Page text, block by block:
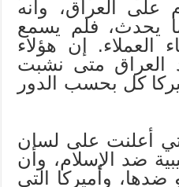
على العراق، وأنه
يحدث، فلم يسمع
العملاء. إن هؤلاء
العراق متى نشبت
كل بحسب الدور
أعلنت على لسان
ضد الإسلام، وأن
وأميركا التي